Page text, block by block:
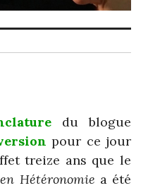
du blogue
pour ce jour
treize ans que le
Hétéronomie a été